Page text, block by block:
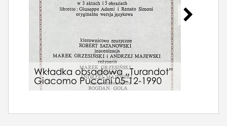
Wkładka obsadowa „Turandot”
Giacomo Puccini 05-12-1990